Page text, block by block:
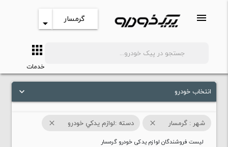
menu گرمسار arrow_drop_down
apps
خدمات
keyboard_arrow_down انتخاب خودرو
شهر : گرمسار close دسته :لوازم يدکي خودرو close
لیست فروشندگان لوازم یدکی خودرو گرمسار